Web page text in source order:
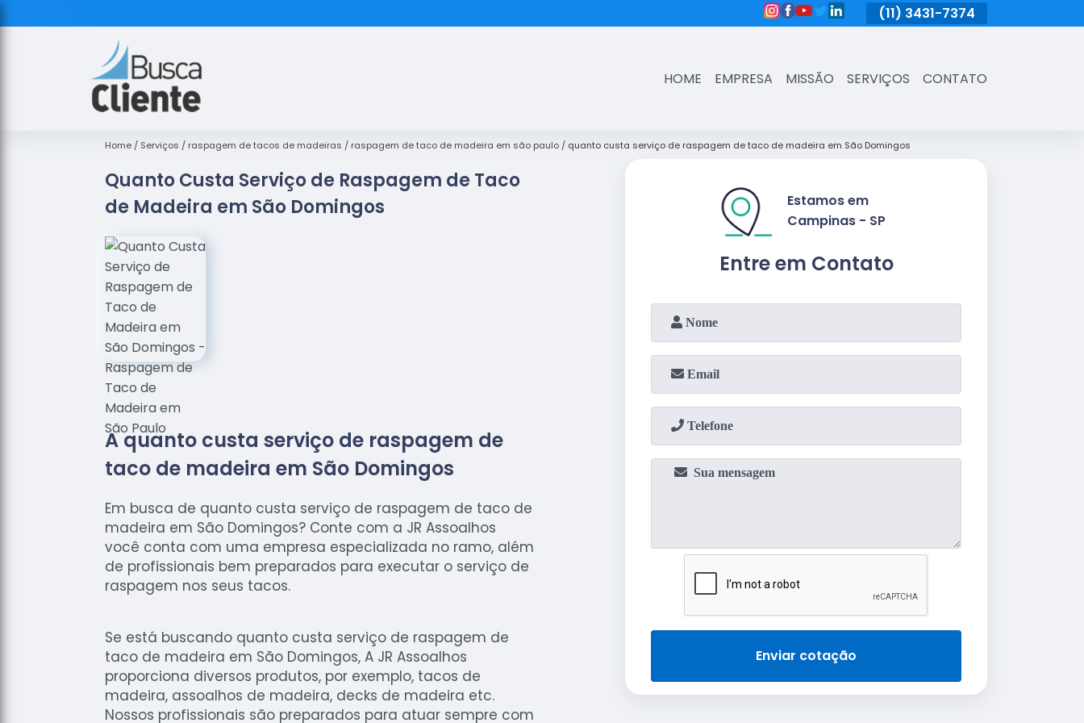
3431-7374 (11) 3431-7374
HOME EMPRESA MISSÃO SERVIÇOS CONTATO
Home Serviços raspagem de tacos de madeiras raspagem de taco de madeira em são paulo quanto custa serviço de raspagem de taco de madeira em São Domingos
Quanto Custa Serviço de Raspagem de Taco
de Madeira em São Domingos
A quanto custa serviço de raspagem de
taco de madeira em São Domingos
Em busca de quanto custa serviço de raspagem de taco de
madeira em São Domingos? Conte com a JR Assoalhos
você conta com uma empresa especializada no ramo, além
de profissionais bem preparados para executar o serviço de
raspagem nos seus tacos.
Se está buscando quanto custa serviço de raspagem de
taco de madeira em São Domingos, A JR Assoalhos
proporciona diversos produtos, por exemplo, tacos de
madeira, assoalhos de madeira, decks de madeira etc.
Nossos profissionais são preparados para atuar sempre com
Entre em Contato
Estamos em
Campinas - SP
Enviar cotação